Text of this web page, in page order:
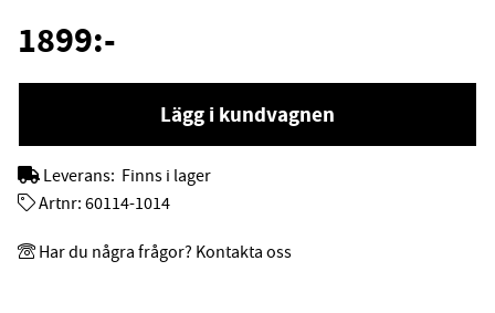
1899:-
Lägg i kundvagnen
Leverans: Finns i lager
Artnr: 60114-1014
Har du några frågor? Kontakta oss